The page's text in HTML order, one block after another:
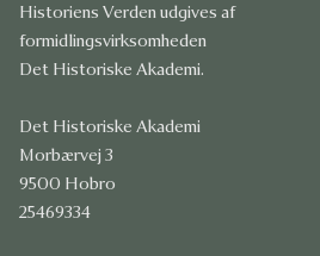
Historiens Verden udgives af
formidlingsvirksomheden
Det Historiske Akademi.
Det Historiske Akademi
Morbærvej 3
9500 Hobro
25469334